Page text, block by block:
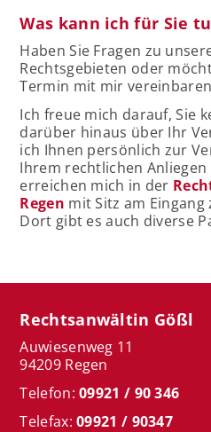
Was kann ich für Sie
Haben Sie Fragen zu
Rechtsgebieten oder
Termin mit mir
Ich freue mich darauf, Sie
darüber hinaus über Ihr
ich Ihnen persönlich zur
Ihrem rechtlichen
erreichen mich in der
Regen mit Sitz am
Dort gibt es auch diverse
Rechtsanwältin Gößl
Auwiesenweg 11
94209 Regen
Telefon:09921 / 90 346
Telefax:09921 / 90347